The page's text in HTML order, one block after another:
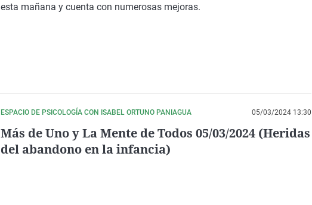
esta mañana y cuenta con numerosas mejoras.
ESPACIO DE PSICOLOGÍA CON ISABEL ORTUNO PANIAGUA 05/03/2024 13:30
Más de Uno y La Mente de Todos 05/03/2024 (Heridas
del abandono en la infancia)